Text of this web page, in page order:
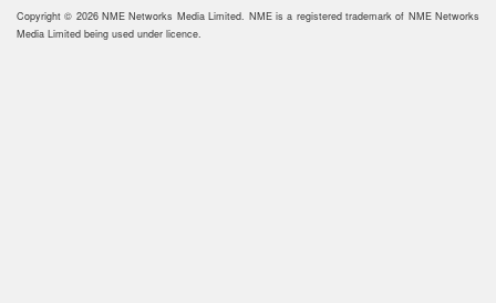
Copyright © 2026 NME Networks Media Limited. NME is a registered trademark of NME Networks
Media Limited being used under licence.